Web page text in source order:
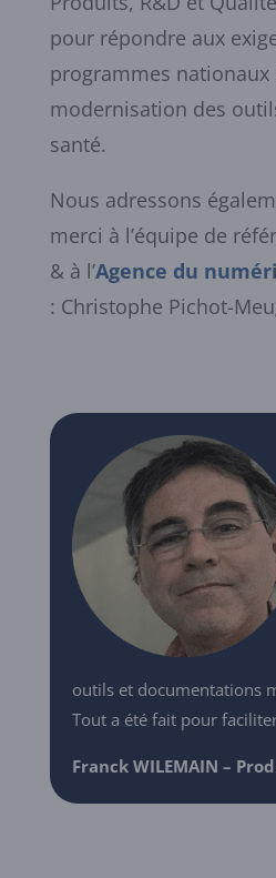
pour répondre aux
programmes nationaux
modernisation des
santé.
Nous adressons
merci à l’équipe de
& à l’Agence du
: Christophe Pichot-
outils et documentations
Tout a été fait pour
Franck WILEMAIN –